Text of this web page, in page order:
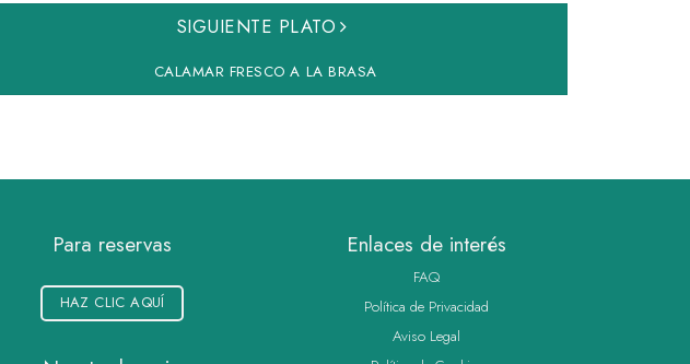
SIGUIENTE PLATO
CALAMAR FRESCO A LA BRASA
Para reservas
HAZ CLIC AQUÍ
Enlaces de interés
FAQ
Política de Privacidad
Aviso Legal